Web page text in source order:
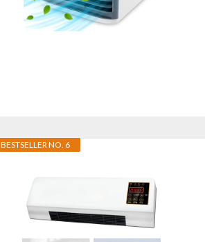
BESTSELLER NO. 6